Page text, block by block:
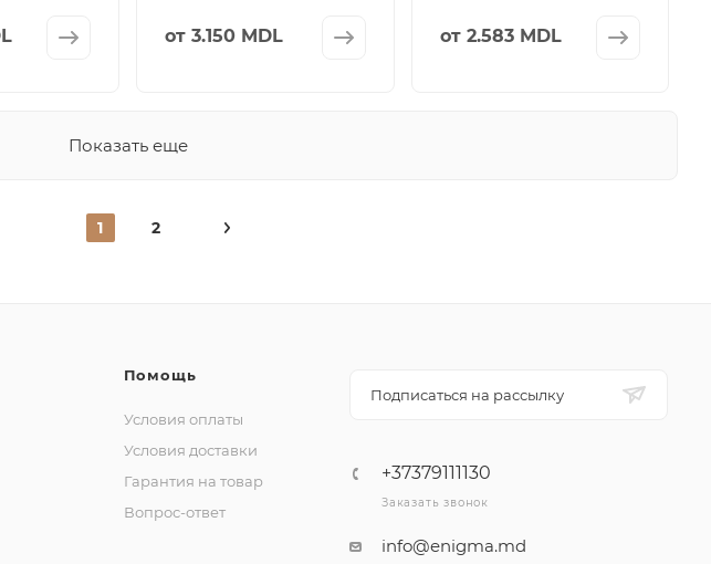
от 3.150 MDL от 2.583 MDL
Показать еще
1 2
Помощь
Условия оплаты
Условия доставки
Гарантия на товар
Вопрос-ответ
Подписаться на рассылку
+37379111130
Заказать звонок
info@enigma.md